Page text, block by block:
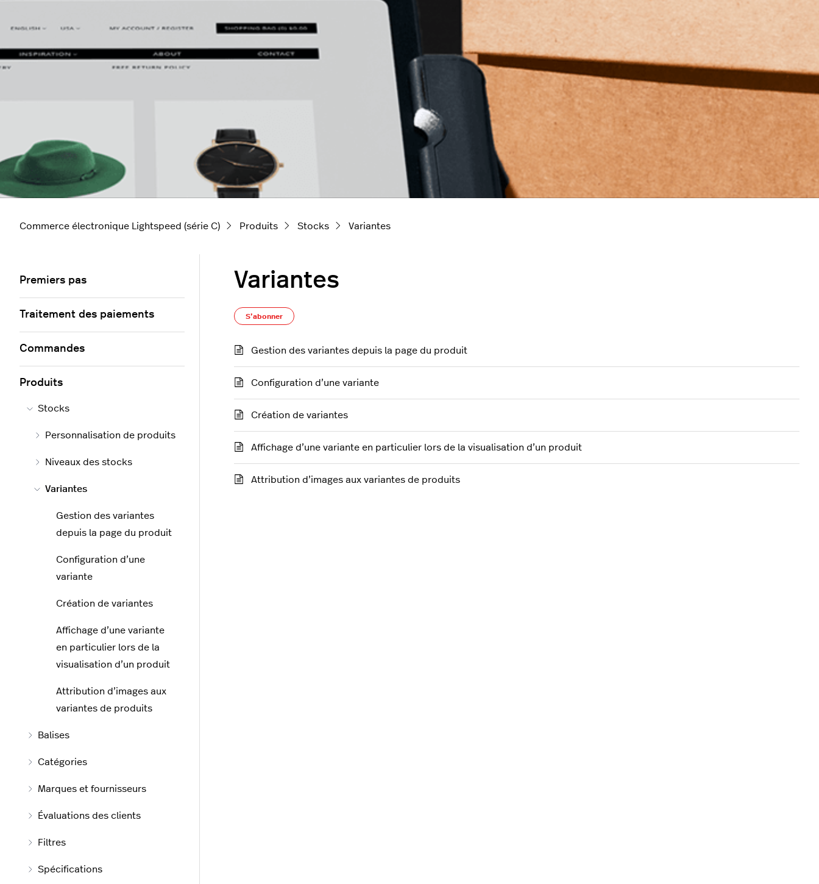
Commerce électronique Lightspeed (série C) Produits Stocks Variantes
Variantes
S’abonner
Gestion des variantes depuis la page du produit
Configuration d’une variante
Création de variantes
Affichage d’une variante en particulier lors de la visualisation d’un produit
Attribution d’images aux variantes de produits
Premiers pas
Traitement des paiements
Commandes
Produits
Stocks
Personnalisation de produits
Niveaux des stocks
Variantes
Gestion des variantes
depuis la page du produit
Configuration d’une
variante
Création de variantes
Affichage d’une variante
en particulier lors de la
visualisation d’un produit
Attribution d’images aux
variantes de produits
Balises
Catégories
Marques et fournisseurs
Évaluations des clients
Filtres
Spécifications